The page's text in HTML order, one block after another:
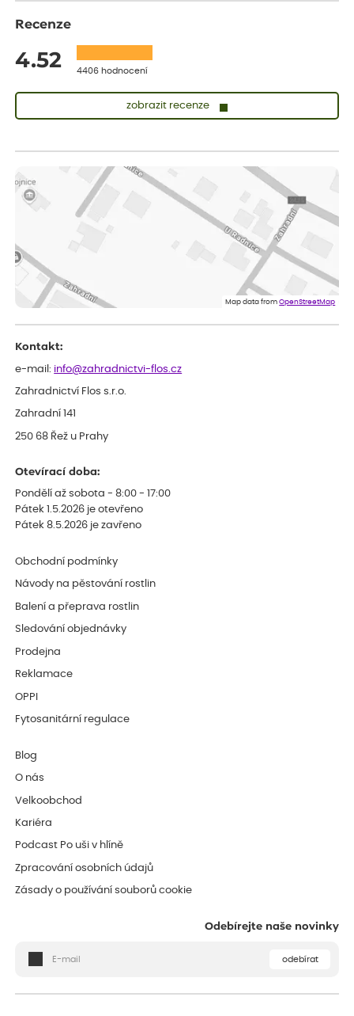
Recenze
4.52 4406 hodnocení
zobrazit recenze
Měla jsem pouze 1objednavku a zatím jsem spokojená se
sazenicemi
Miroslava
Rostliny byly v pořádku, dobře zabalené, celková spokojenost.
Doporučuji :). Spokojenost, stromky v pěkném stavu. Jediné, co
my chybělo, bylo komunikování nedostupného zboží před
Map data fromOpenStreetMap
Kontakt:
e-mail: info@zahradnictvi-flos.cz
Zahradnictví Flos s.r.o.
Zahradní 141
250 68 Řež u Prahy
Otevírací doba:
Pondělí až sobota - 8:00 - 17:00
Pátek 1.5.2026 je otevřeno
Pátek 8.5.2026 je zavřeno
Obchodní podmínky
Návody na pěstování rostlin
Balení a přeprava rostlin
Sledování objednávky
Prodejna
Reklamace
OPPI
Fytosanitární regulace
Blog
O nás
Velkoobchod
Kariéra
Podcast Po uši v hlíně
Zpracování osobních údajů
Zásady o používání souborů cookie
Odebírejte naše novinky
odebírat